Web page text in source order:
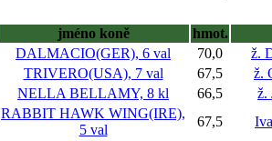
jméno koně
hmot.
DALMACIO(GER), 6 val 70,0
ž.
TRIVERO(USA), 7 val 67,5
ž.
NELLA BELLAMY, 8 kl 66,5
ž.
RABBIT HAWK WING(IRE),
5 val
67,5